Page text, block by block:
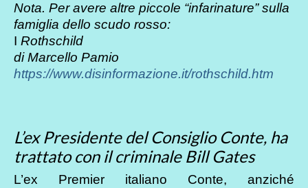
Nota. Per avere altre piccole “infarinature” sulla
famiglia dello scudo rosso:
I Rothschild
di Marcello Pamio
https://www.disinformazione.it/rothschild.htm
L’ex Presidente del Consiglio Conte, ha
trattato con il criminale Bill Gates
L’ex Premier italiano Conte, anziché